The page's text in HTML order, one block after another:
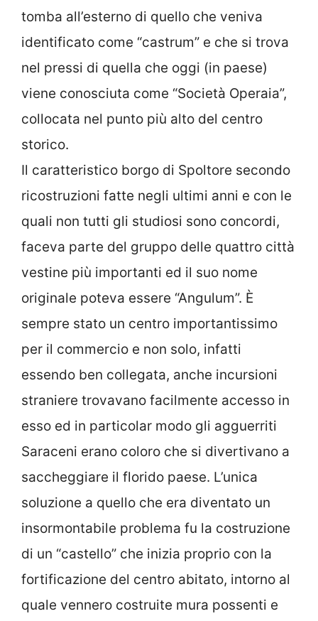
tomba all’esterno di quello che veniva
identificato come “castrum” e che si trova
nel pressi di quella che oggi (in paese)
viene conosciuta come “Società Operaia”,
collocata nel punto più alto del centro
storico.
Il caratteristico borgo di Spoltore secondo
ricostruzioni fatte negli ultimi anni e con le
quali non tutti gli studiosi sono concordi,
faceva parte del gruppo delle quattro città
vestine più importanti ed il suo nome
originale poteva essere “Angulum”. È
sempre stato un centro importantissimo
per il commercio e non solo, infatti
essendo ben collegata, anche incursioni
straniere trovavano facilmente accesso in
esso ed in particolar modo gli agguerriti
Saraceni erano coloro che si divertivano a
saccheggiare il florido paese. L’unica
soluzione a quello che era diventato un
insormontabile problema fu la costruzione
di un “castello” che inizia proprio con la
fortificazione del centro abitato, intorno al
quale vennero costruite mura possenti e